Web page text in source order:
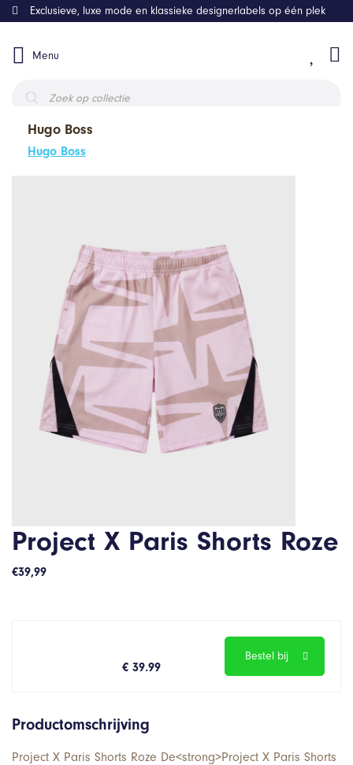
Menu
zoeken
Exclusieve, luxe mode en klassieke designerlabels op één plek
Hugo Boss
Hugo Boss
Home Kleding
Project X Paris Shorts Roze
€39,99
€ 39.99
Bestel bij
Productomschrijving
Project X Paris Shorts Roze De<strong>Project X Paris Shorts